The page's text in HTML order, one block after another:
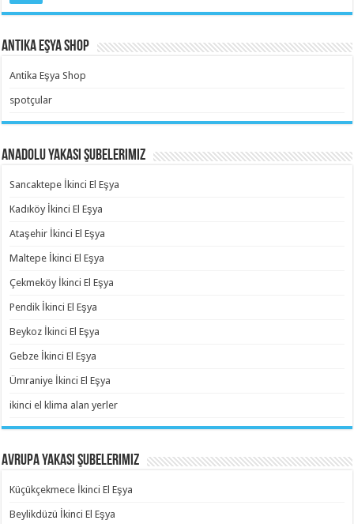
Antika Eşya Shop
Antika Eşya Shop
spotçular
Anadolu Yakası Şubelerimiz
Sancaktepe İkinci El Eşya
Kadıköy İkinci El Eşya
Ataşehir İkinci El Eşya
Maltepe İkinci El Eşya
Çekmeköy İkinci El Eşya
Pendik İkinci El Eşya
Beykoz İkinci El Eşya
Gebze İkinci El Eşya
Ümraniye İkinci El Eşya
ikinci el klima alan yerler
Avrupa Yakası Şubelerimiz
Küçükçekmece İkinci El Eşya
Beylikdüzü İkinci El Eşya